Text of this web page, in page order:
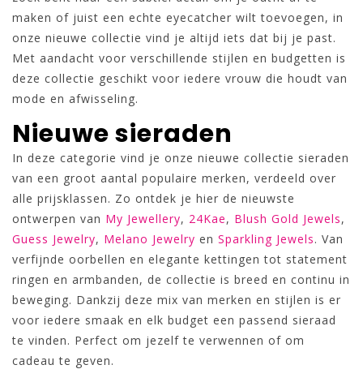
maken of juist een echte eyecatcher wilt toevoegen, in
onze nieuwe collectie vind je altijd iets dat bij je past.
Met aandacht voor verschillende stijlen en budgetten is
deze collectie geschikt voor iedere vrouw die houdt van
mode en afwisseling.
Nieuwe sieraden
In deze categorie vind je onze nieuwe collectie sieraden
van een groot aantal populaire merken, verdeeld over
alle prijsklassen. Zo ontdek je hier de nieuwste
ontwerpen van My Jewellery, 24Kae, Blush Gold Jewels,
Guess Jewelry, Melano Jewelry en Sparkling Jewels. Van
verfijnde oorbellen en elegante kettingen tot statement
ringen en armbanden, de collectie is breed en continu in
beweging. Dankzij deze mix van merken en stijlen is er
voor iedere smaak en elk budget een passend sieraad
te vinden. Perfect om jezelf te verwennen of om
cadeau te geven.